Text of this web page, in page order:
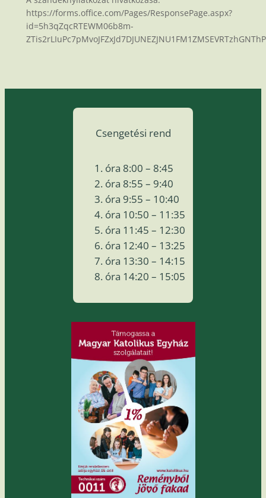
https://forms.office.com/Pages/ResponsePage.aspx?
id=5h3qZqcRTEWM06b8m-
Csengetési rend
óra 8:00 – 8:45
óra 8:55 – 9:40
óra 9:55 – 10:40
óra 10:50 – 11:35
óra 11:45 – 12:30
óra 12:40 – 13:25
óra 13:30 – 14:15
óra 14:20 – 15:05